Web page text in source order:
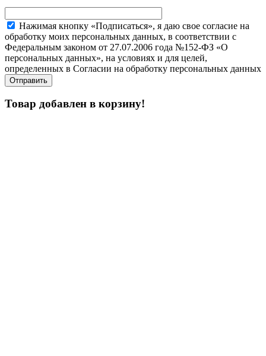
Нажимая кнопку «Подписаться», я даю свое согласие на
обработку моих персональных данных, в соответствии с
Федеральным законом от 27.07.2006 года №152-ФЗ «О
персональных данных», на условиях и для целей,
определенных в Согласии на обработку персональных данных
Товар добавлен в корзину!